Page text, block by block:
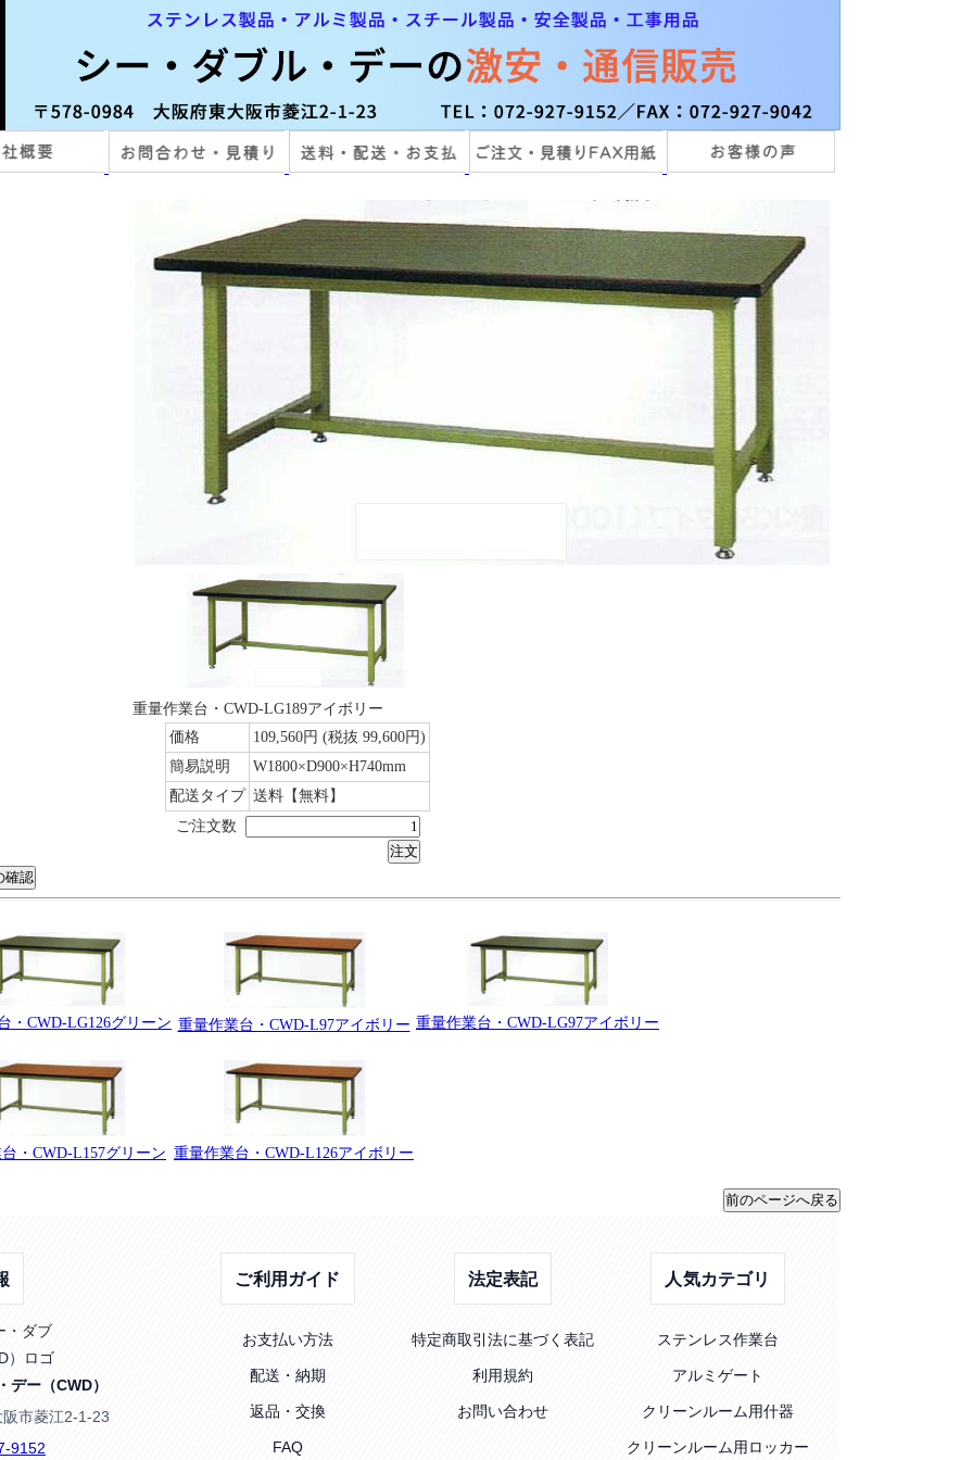
重量作業台・CWD-LG189アイボリー
価格
109,560円 (税抜 99,600円)
簡易説明
W1800×D900×H740mm
配送タイプ 送料【無料】
ご注文数
・CWD-LG126グリーン 重量作業台・CWD-L97アイボリー 重量作業台・CWD-LG97アイボリー
・CWD-L157グリーン 重量作業台・CWD-L126アイボリー
デー（CWD）
市菱江2-1-23
9152
ご利用ガイド
お支払い方法
配送・納期
返品・交換
FAQ
法定表記
特定商取引法に基づく表記
利用規約
お問い合わせ
人気カテゴリ
ステンレス作業台
アルミゲート
クリーンルーム用什器
クリーンルーム用ロッカー